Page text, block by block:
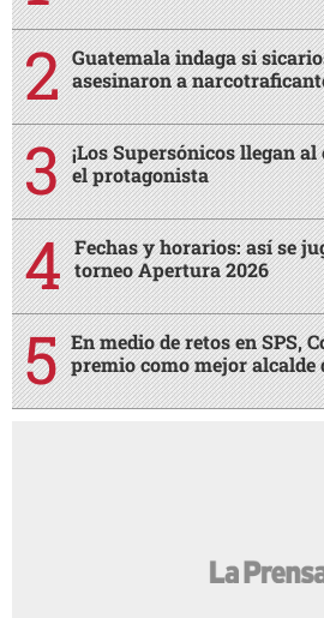
Guatemala indaga si
asesinaron a
¡Los Supersónicos llegan
el protagonista
Fechas y horarios: así se
torneo Apertura 2026
En medio de retos en SPS,
premio como mejor alcalde